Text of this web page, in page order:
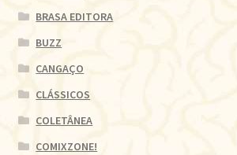
BRASA EDITORA
BUZZ
CANGAÇO
CLÁSSICOS
COLETÂNEA
COMIXZONE!